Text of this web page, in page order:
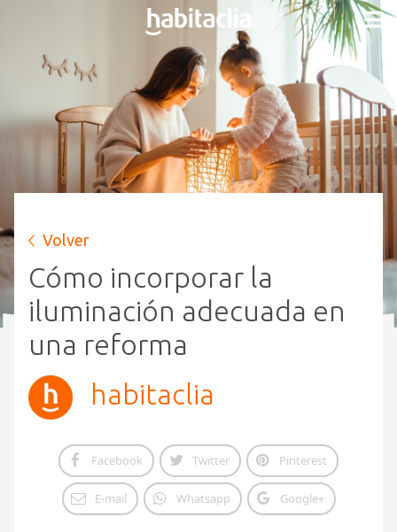
Volver
Cómo incorporar la
iluminación adecuada en
una reforma
habitaclia
Facebook Twitter Pinterest
E-mail Whatsapp Google+